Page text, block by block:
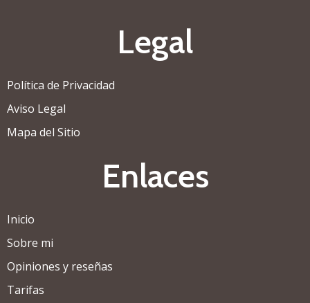
Legal
Política de Privacidad
Aviso Legal
Mapa del Sitio
Enlaces
Inicio
Sobre mi
Opiniones y reseñas
Tarifas